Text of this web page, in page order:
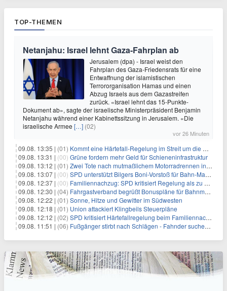
TOP-THEMEN
Netanjahu: Israel lehnt Gaza-Fahrplan ab
Jerusalem (dpa) - Israel weist den
Fahrplan des Gaza-Friedensrats für eine
Entwaffnung der islamistischen
Terrororganisation Hamas und einen
Abzug Israels aus dem Gazastreifen
zurück. «Israel lehnt das 15-Punkte-
Dokument ab», sagte der israelische Ministerpräsident Benjamin
Netanjahu während einer Kabinettssitzung in Jerusalem. «Die
israelische Armee […] (02)
vor 26 Minuten
09.08. 13:35 | (01) Kommt eine Härtefall-Regelung im Streit um die Rente mit 63?
09.08. 13:31 | (00) Grüne fordern mehr Geld für Schieneninfrastruktur
09.08. 13:12 | (01) Zwei Tote nach mutmaßlichem Motorradrennen in Köln
09.08. 13:07 | (00) SPD unterstützt Bilgers Boni-Vorstoß für Bahn-Manager
09.08. 12:37 | (00) Familiennachzug: SPD kritisiert Regelung als zu streng
09.08. 12:30 | (04) Fahrgastverband begrüßt Bonuspläne für Bahnmanager
09.08. 12:22 | (01) Sonne, Hitze und Gewitter im Südwesten
09.08. 12:18 | (01) Union attackiert Klingbeils Steuerpläne
09.08. 12:12 | (02) SPD kritisiert Härtefallregelung beim Familiennachzug als zu streng
09.08. 11:51 | (06) Fußgänger stirbt nach Schlägen - Fahnder suchen Autofahrer